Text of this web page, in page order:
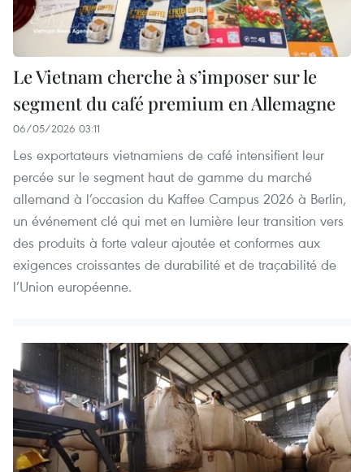
Le Vietnam cherche à s’imposer sur le
segment du café premium en Allemagne
06/05/2026 03:11
Les exportateurs vietnamiens de café intensifient leur
percée sur le segment haut de gamme du marché
allemand à l’occasion du Kaffee Campus 2026 à Berlin,
un événement clé qui met en lumière leur transition vers
des produits à forte valeur ajoutée et conformes aux
exigences croissantes de durabilité et de traçabilité de
l’Union européenne.